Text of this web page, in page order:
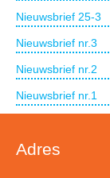
Nieuwsbrief 25-3
Nieuwsbrief nr.3
Nieuwsbrief nr.2
Nieuwsbrief nr.1
Adres